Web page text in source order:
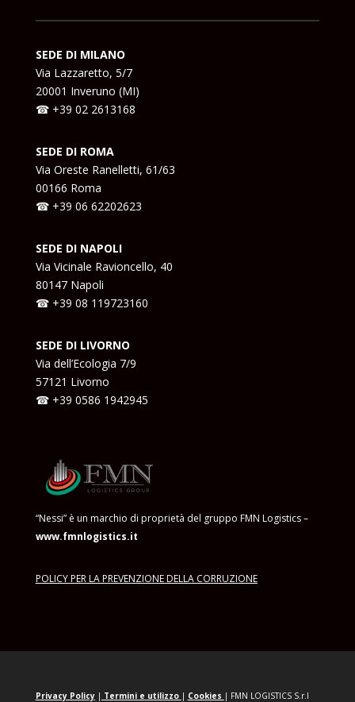
SEDE DI MILANO
Via Lazzaretto, 5/7
20001 Inveruno (MI)
☎ +39 02 2613168
SEDE DI ROMA
Via Oreste Ranelletti, 61/63
00166 Roma
☎ +39 06 62202623
SEDE DI NAPOLI
Via Vicinale Ravioncello, 40
80147 Napoli
☎ +39 08 119723160
SEDE DI LIVORNO
Via dell’Ecologia 7/9
57121 Livorno
☎ +39 0586 1942945
“Nessi” è un marchio di proprietà del gruppo FMN Logistics –
www.fmnlogistics.it
POLICY PER LA PREVENZIONE DELLA CORRUZIONE
Privacy Policy| Termini e utilizzo | Cookies | FMN LOGISTICS S.r.l